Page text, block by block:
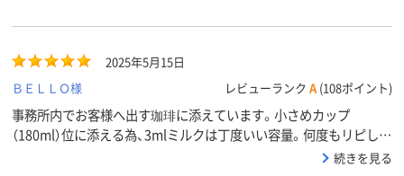
2025年5月15日
ＢＥＬＬＯ様
レビューランク A (108ポイント)
事務所内でお客様へ出す珈琲に添えています。小さめカップ
（180ml）位に添える為、3mlミルクは丁度いい容量。何度もリピして
続きを見る